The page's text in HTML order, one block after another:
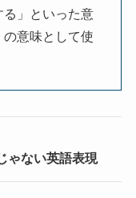
る」といった意
の意味として使
ゃない英語表現